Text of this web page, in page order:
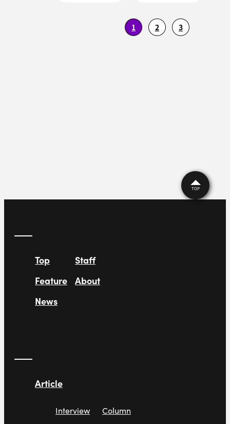
ルバム『解放のヒン
ト』発売記念①）
1 2 3
TOP
Top
Feature
News
Staff
About
Article
Interview
Column